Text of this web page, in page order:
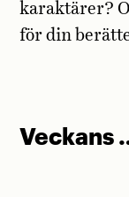
karaktärer?
för din
Veckans